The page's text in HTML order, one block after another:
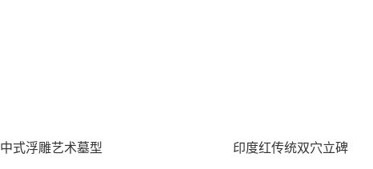
中式浮雕艺术墓型 印度红传统双穴立碑